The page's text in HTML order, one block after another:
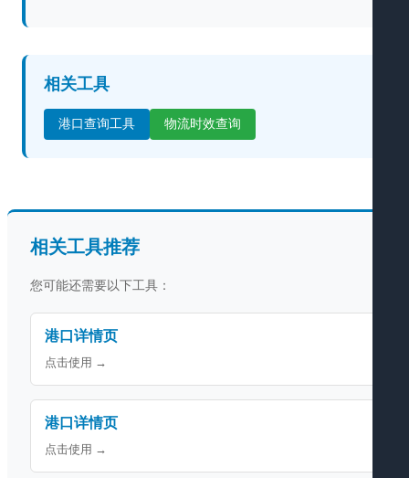
相关工具
港口查询工具 物流时效查询
相关工具推荐
您可能还需要以下工具：
港口详情页
点击使用 →
港口详情页
点击使用 →